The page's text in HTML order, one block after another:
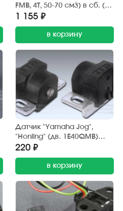
FMB, 4Т, 50-70 см3) в сб. (2
катушки) Китай
1 155 ₽
в корзину
Датчик "Yamaha Jog",
"Honling" (дв. 1E40QMB)
электронного зажигания
220 ₽
в корзину